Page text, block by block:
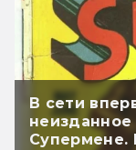
В сети
неизданное
Супермене.